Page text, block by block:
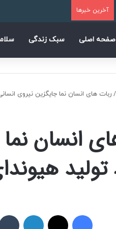
آخرین خبرها
صفحه اصلی سبک زندگی
/ ربات‌ های انسان‌ نما جایگزین نیروی
انسان‌
ایکس